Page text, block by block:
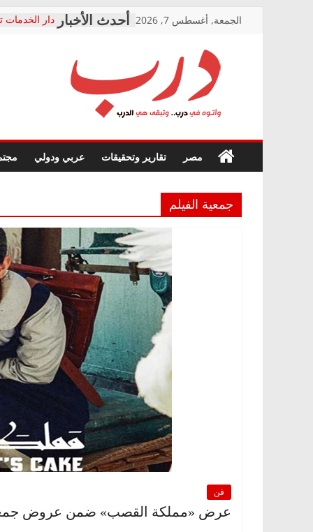
الجمعة, أغسطس 7, 2026
دار الخدمات
معاناة
فرحات
حزب
صور .. اعتماد
الوزاري
إنشاء المبنى
قرينة
حق أصيل
درب
في
درب..
هي
الدرب
مصر تقارير وتحقيقات عربي ودولي
جمعية الفيلم
فن
عرض «مملكة القصب» ضمن عروض